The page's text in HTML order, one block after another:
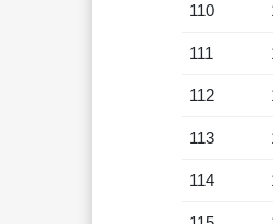
110
111
112
113
114